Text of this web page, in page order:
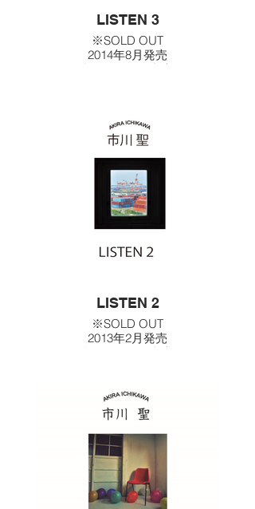
LISTEN 3
※SOLD OUT
2014年8月発売
価格 500円（税込）
2.雨待ち
LISTEN 2
※SOLD OUT
2013年2月発売
価格 500円（税込）
1.いつもここから
2.ひとりぼっちの唄